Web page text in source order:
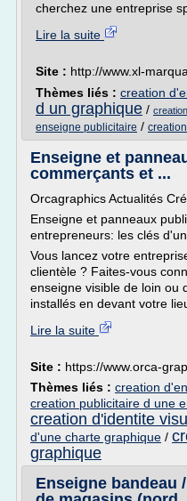
cherchez une entreprise
Lire la suite
Site : http://www.xl-
Thèmes liés : creation
d un graphique /
enseigne publicitaire /
Enseigne et
commerçants et ...
Orcagraphics Actualités
Enseigne et panneaux
entrepreneurs: les clés
Vous lancez votre
clientèle ? Faites-vous
enseigne visible de loin ou
installés en devant votre
Lire la suite
Site : https://www.orca-
Thèmes liés : creation
creation publicitaire d une
creation d'identite
d'une charte graphique /
graphique
Enseigne bandeau